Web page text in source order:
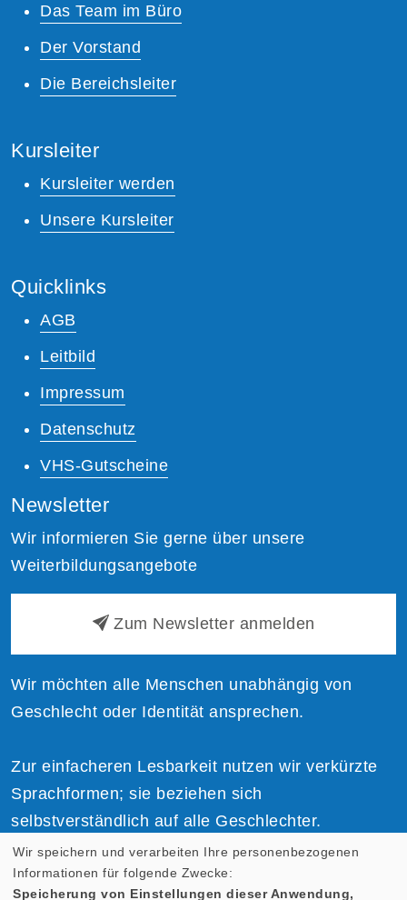
Das Team im Büro
Der Vorstand
Die Bereichsleiter
Kursleiter
Kursleiter werden
Unsere Kursleiter
Quicklinks
AGB
Leitbild
Impressum
Datenschutz
VHS-Gutscheine
Newsletter
Wir informieren Sie gerne über unsere
Weiterbildungsangebote
Zum Newsletter anmelden
Wir möchten alle Menschen unabhängig von
Geschlecht oder Identität ansprechen.
Zur einfacheren Lesbarkeit nutzen wir verkürzte
Sprachformen; sie beziehen sich
selbstverständlich auf alle Geschlechter.
Wir speichern und verarbeiten Ihre personenbezogenen
Informationen für folgende Zwecke:
Speicherung von Einstellungen dieser Anwendung,